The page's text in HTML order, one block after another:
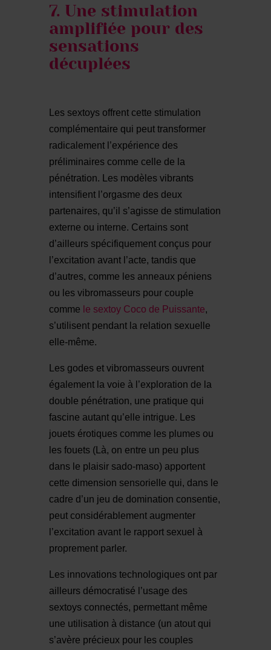
7. Une stimulation
amplifiée pour des
sensations
décuplées
Les sextoys offrent cette stimulation
complémentaire qui peut transformer
radicalement l’expérience des
préliminaires comme celle de la
pénétration. Les modèles vibrants
intensifient l’orgasme des deux
partenaires, qu’il s’agisse de stimulation
externe ou interne. Certains sont
d’ailleurs spécifiquement conçus pour
l’excitation avant l’acte, tandis que
d’autres, comme les anneaux péniens
ou les vibromasseurs pour couple
comme le sextoy Coco de Puissante,
s’utilisent pendant la relation sexuelle
elle-même.
Les godes et vibromasseurs ouvrent
également la voie à l’exploration de la
double pénétration, une pratique qui
fascine autant qu’elle intrigue. Les
jouets érotiques comme les plumes ou
les fouets (Là, on entre un peu plus
dans le plaisir sado-maso) apportent
cette dimension sensorielle qui, dans le
cadre d’un jeu de domination consentie,
peut considérablement augmenter
l’excitation avant le rapport sexuel à
proprement parler.
Les innovations technologiques ont par
ailleurs démocratisé l’usage des
sextoys connectés, permettant même
une utilisation à distance (un atout qui
s’avère précieux pour les couples